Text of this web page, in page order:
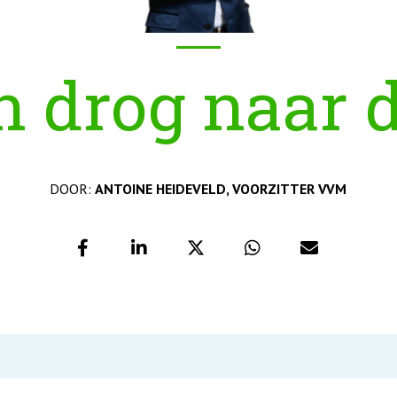
drog naar
DOOR:ANTOINE HEIDEVELD, VOORZITTER VVM